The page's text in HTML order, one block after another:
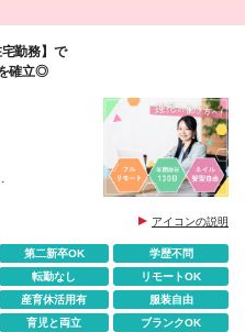
パソコンとネット環境があれば世
働けます！
勤務】で
確立◎
アイコンの説明
第二新卒OK
学歴不問
転勤なし
リモートOK
産育休活用有
服装自由
育児と両立
ブランクOK